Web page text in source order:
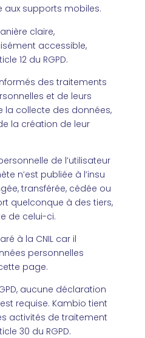
aux supports mobiles.
claire,
accessible,
12 du RGPD.
des traitements
et de leurs
la collecte des données,
la création de leur
de l’utilisateur
n’est publiée à l’insu
transférée, cédée ou
quelconque à des tiers,
de celui-ci.
à la CNIL car il
personnelles
page.
aucune déclaration
requise. Kambio tient
activités de traitement
30 du RGPD.